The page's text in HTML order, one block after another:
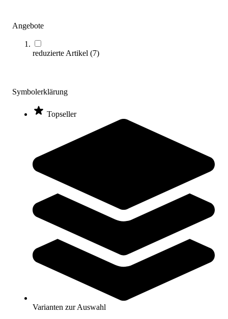
Angebote
reduzierte Artikel (7)
Symbolerklärung
Topseller
Varianten zur Auswahl
ab 94,95 €
Zum Produkt
Court Royal® Tennis Ballsammelröhre
18,50 €
Zum Produkt
Noch 2 auf Lager